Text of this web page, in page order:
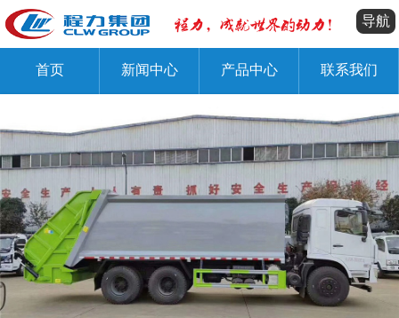
导航
首页 新闻中心 产品中心 联系我们